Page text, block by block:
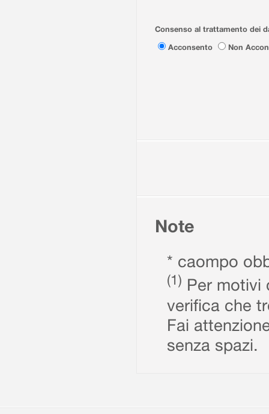
Consenso al trattamento dei
Acconsento
Non
Note
* caompo
(1) Per motivi
verifica che
Fai
senza spazi.